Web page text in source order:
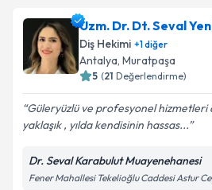
Dt. Selin Alpağan Özdemir
talebi oluşturun. Size bu
için bir takvim hazırlandığında
bilgilendireceğiz.
E-posta Adresiniz
Kişisel verilerimin
Uzm. Dr. Dt. Seval
Diş Hekimi +1diğer
Antalya, Muratpaşa
5 (21 Değerlendirme)
Güleryüzlü ve profesyonel hizmetleri
yaklaşık , yılda kendisinin hassas...
Dr. Seval Karabulut Muayenehanesi
Fener Mahallesi Tekelioğlu Caddesi Astur